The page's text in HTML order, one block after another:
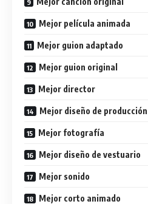
Mejor película animada
Mejor guion adaptado
Mejor guion original
Mejor director
Mejor diseño de producción
Mejor fotografía
Mejor diseño de vestuario
Mejor sonido
Mejor corto animado